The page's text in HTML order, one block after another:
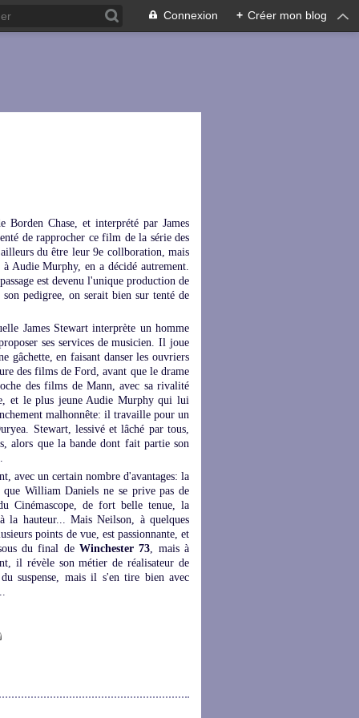
Connexion + Créer mon blog
Chase, et interprété par James
de rapprocher ce film de la série des
du être leur 9e collboration, mais
Audie Murphy, en a décidé autrement.
est devenu l'unique production de
pedigree, on serait bien sur tenté de
James Stewart interprète un homme
ses services de musicien. Il joue
gâchette, en faisant danser les ouvriers
des films de Ford, avant que le drame
des films de Mann, avec sa rivalité
et le plus jeune Audie Murphy qui lui
malhonnête: il travaille pour un
Stewart, lessivé et lâché par tous,
alors que la bande dont fait partie son
avec un certain nombre d'avantages: la
William Daniels ne se prive pas de
Cinémascope, de fort belle tenue, la
hauteur... Mais Neilson, à quelques
points de vue, est passionnante, et
du final de Winchester 73, mais à
il révèle son métier de réalisateur de
suspense, mais il s'en tire bien avec